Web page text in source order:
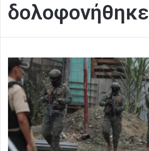
δολοφονήθηκε